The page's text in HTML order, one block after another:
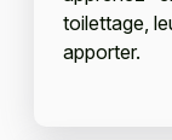
toilettage,
apporter.